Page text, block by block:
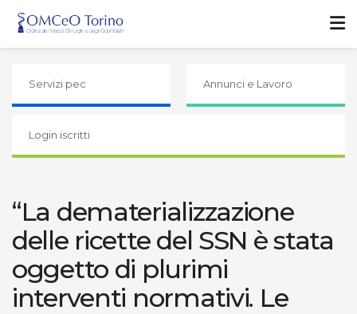
Servizi pec Annunci e Lavoro
Login iscritti
“La dematerializzazione
delle ricette del SSN è stata
oggetto di plurimi
interventi normativi. Le